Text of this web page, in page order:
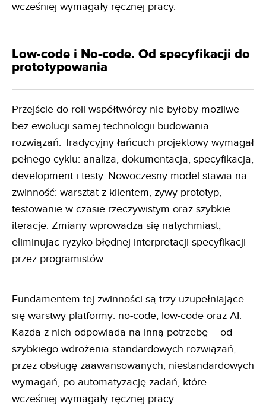
wcześniej wymagały ręcznej pracy.
Low-code i No-code. Od specyfikacji do
prototypowania
Przejście do roli współtwórcy nie byłoby możliwe
bez ewolucji samej technologii budowania
rozwiązań. Tradycyjny łańcuch projektowy wymagał
pełnego cyklu: analiza, dokumentacja, specyfikacja,
development i testy. Nowoczesny model stawia na
zwinność: warsztat z klientem, żywy prototyp,
testowanie w czasie rzeczywistym oraz szybkie
iteracje. Zmiany wprowadza się natychmiast,
eliminując ryzyko błędnej interpretacji specyfikacji
przez programistów.
Fundamentem tej zwinności są trzy uzupełniające
się warstwy platformy: no-code, low-code oraz AI.
Każda z nich odpowiada na inną potrzebę – od
szybkiego wdrożenia standardowych rozwiązań,
przez obsługę zaawansowanych, niestandardowych
wymagań, po automatyzację zadań, które
wcześniej wymagały ręcznej pracy.